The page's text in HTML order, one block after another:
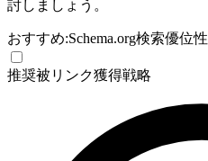
討しましょう。
おすすめ:Schema.org検索優位性
推奨被リンク獲得戦略